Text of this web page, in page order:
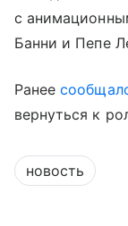
с
Банни и Пепе
Ранее
вернуться к
новость